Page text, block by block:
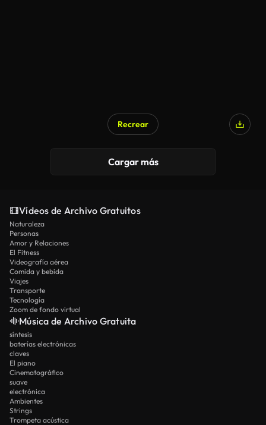
Recrear
Cargar más
Vídeos de Archivo Gratuitos
Naturaleza
Personas
Amor y Relaciones
El Fitness
Videografía aérea
Comida y bebida
Viajes
Transporte
Tecnología
Zoom de fondo virtual
Música de Archivo Gratuita
síntesis
baterías electrónicas
claves
El piano
Cinematográfico
suave
electrónica
Ambientes
Strings
Trompeta acústica